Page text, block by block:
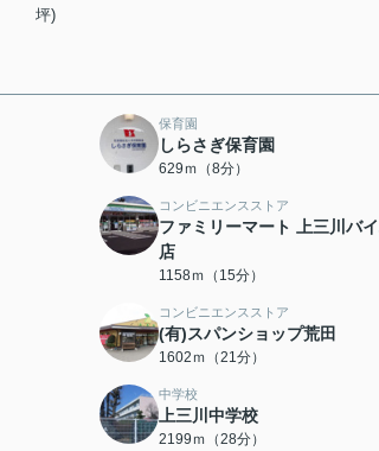
坪)
保育園
しらさぎ保育園
629ｍ（8分）
コンビニエンスストア
ファミリーマート 上三川バ
店
1158ｍ（15分）
コンビニエンスストア
(有)スパンショップ荒田
1602ｍ（21分）
中学校
上三川中学校
2199ｍ（28分）